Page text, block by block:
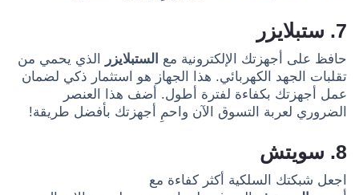
7. ستبلايزر
حافظ على أجهزتك الإلكترونية مع الستبلايزر
الذي يحمي من
تقلبات الجهد الكهربائي. هذا الجهاز هو استثمار ذكي لضمان
عمل أجهزتك بكفاءة لفترة أطول. أضف هذا العنصر
الضروري لعربة التسوق الآن واحمِ أجهزتك بأفضل طريقة!
8. سويتش
اجعل شبكتك السلكية أكثر كفاءة مع